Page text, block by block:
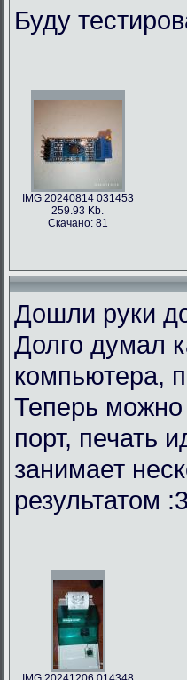
Буду
IMG 20240814 031453
259.93 Kb.
Скачано: 81
Дошли руки
Долго думал
компьютера,
Теперь можно
порт, печать
занимает
результатом :3